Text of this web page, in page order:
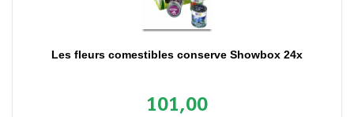
Les fleurs comestibles conserve Showbox 24x
101,00